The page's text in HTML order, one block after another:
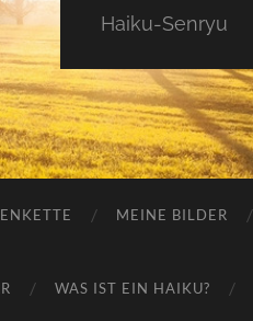
Haiku-Senryu
MEINE BILDER
WAS IST EIN HAIKU?